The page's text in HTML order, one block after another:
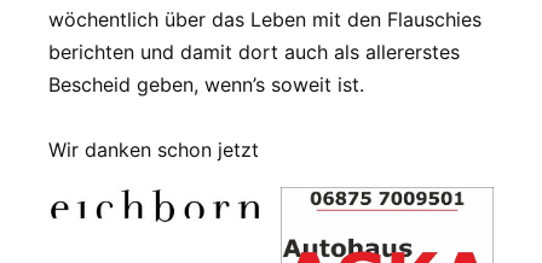
wöchentlich über das Leben mit den Flauschies
berichten und damit dort auch als allererstes
Bescheid geben, wenn’s soweit ist.
Wir danken schon jetzt